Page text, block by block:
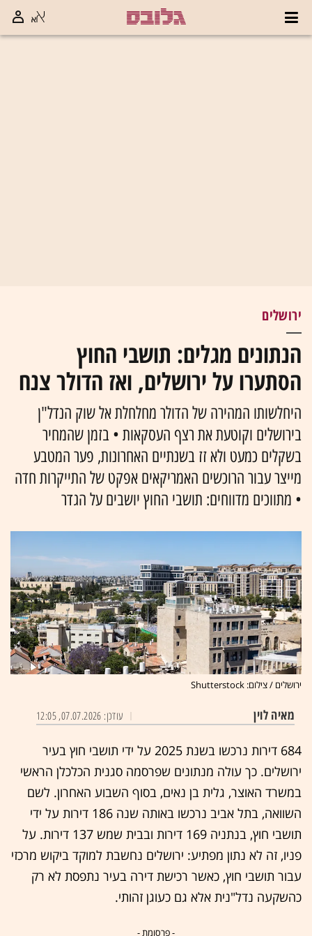
ירושלים
הנתונים מגלים: תושבי החוץ
הסתערו על ירושלים, ואז הדולר צנח
היחלשותו המהירה של הדולר מחלחלת אל שוק הנדל"ן
בירושלים וקוטעת את רצף העסקאות • בזמן שהמחיר
בשקלים כמעט ולא זז בשנתיים האחרונות, פער המטבע
מייצר עבור הרוכשים האמריקאים אפקט של התייקרות חדה
• מתווכים מדווחים: תושבי החוץ יושבים על הגדר
ירושלים / צילום: Shutterstock
מאיה לוין עודכן: 07.07.2026, 12:05
684 דירות נרכשו בשנת 2025 על ידי תושבי חוץ בעיר
ירושלים. כך עולה מנתונים שפרסמה סגנית הכלכלן הראשי
במשרד האוצר, גלית בן נאים, בסוף השבוע האחרון. לשם
השוואה, בתל אביב נרכשו באותה שנה 186 דירות על ידי
תושבי חוץ, בנתניה 169 דירות ובבית שמש 137 דירות. על
פניו, זה לא נתון מפתיע: ירושלים נחשבת למוקד ביקוש מרכזי
עבור תושבי חוץ, כאשר רכישת דירה בעיר נתפסת לא רק
כהשקעה נדל"נית אלא גם כעוגן זהותי.
- פרסומת -